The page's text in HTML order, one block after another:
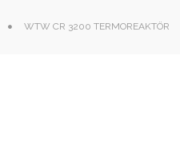
WTW CR 3200 TERMOREAKTÖR